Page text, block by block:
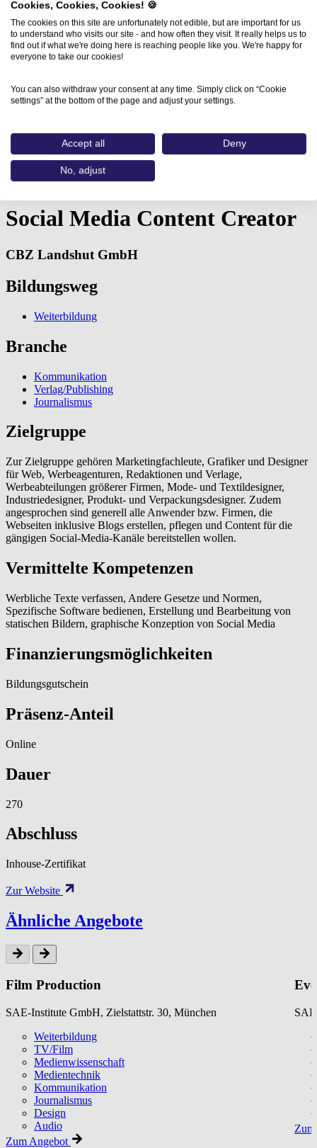
Home
Aus- und Weiterbildungen
Social Media Content Creator…
Social Media Content Creator
CBZ Landshut GmbH
Bildungsweg
Weiterbildung
Branche
Kommunikation
Verlag/Publishing
Journalismus
Zielgruppe
Zur Zielgruppe gehören Marketingfachleute, Grafiker und Designer
für Web, Werbeagenturen, Redaktionen und Verlage,
Werbeabteilungen größerer Firmen, Mode- und Textildesigner,
Industriedesigner, Produkt- und Verpackungsdesigner. Zudem
angesprochen sind generell alle Anwender bzw. Firmen, die
Webseiten inklusive Blogs erstellen, pflegen und Content für die
gängigen Social-Media-Kanäle bereitstellen wollen.
Vermittelte Kompetenzen
Werbliche Texte verfassen, Andere Gesetze und Normen,
Spezifische Software bedienen, Erstellung und Bearbeitung von
statischen Bildern, graphische Konzeption von Social Media
Finanzierungsmöglichkeiten
Bildungsgutschein
Präsenz-Anteil
Online
Dauer
270
Abschluss
Inhouse-Zertifikat
Zur Website
Ähnliche Angebote
Film Production
SAE-Institute GmbH, Zielstattstr. 30, München
Weiterbildung
TV/Film
Medienwissenschaft
Medientechnik
Kommunikation
Journalismus
Design
Audio
Zum Angebot
Cookies, Cookies, Cookies! 🍪
The cookies on this site are unfortunately not edible, but are important for us
to understand who visits our site - and how often they visit. It really helps us to
find out if what we're doing here is reaching people like you. We're happy for
everyone to take our cookies!
You can also withdraw your consent at any time. Simply click on “Cookie
settings” at the bottom of the page and adjust your settings.
Accept all Deny
No, adjust